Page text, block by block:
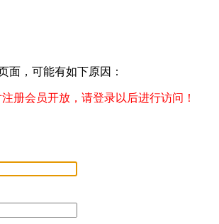
面，可能有如下原因：
册会员开放，请登录以后进行访问！